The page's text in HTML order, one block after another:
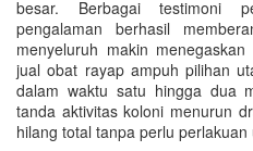
besar. Berbagai testimoni
pengalaman berhasil
menyeluruh makin
jual obat rayap ampuh pilihan
dalam waktu satu hingga dua
tanda aktivitas koloni menurun
hilang total tanpa perlu perlakuan